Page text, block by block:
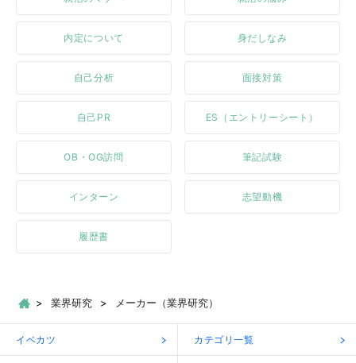
内定について 身だしなみ
自己分析 面接対策
自己PR ES（エントリーシート）
OB・OG訪問 筆記試験
インターン 志望動機
履歴書
業界研究 メーカー（業界研究）
イベカツ カテゴリ一覧